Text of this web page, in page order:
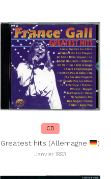
CD
Greatest hits (Allemagne )
Janvier 1993